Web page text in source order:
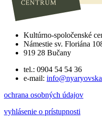
Kultúrno-spoločenské
Námestie sv. Floriána
919 28 Bučany
tel.: 0904 54 54 36
e-mail:
ochrana osobných údajov
vyhlásenie o prístupnosti